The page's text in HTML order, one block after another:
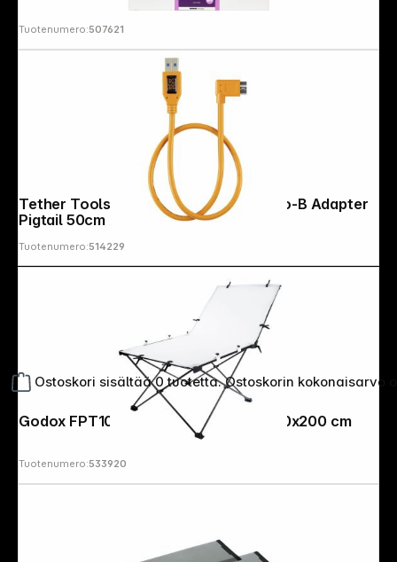
Ostoskori sisältää 0 tuotetta. Ostoskorin kokonaisarvo
Tuotenumero:507621
Tether Tools USB 3.0 zu USB 3.0 Micro-B Adapter
Pigtail 50cm
Tuotenumero:514229
Godox FPT100200 Shooting Table 100x200 cm
Tuotenumero:533920